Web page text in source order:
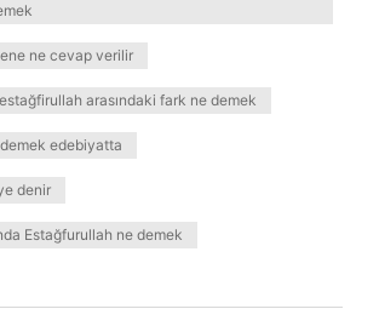
ne cevap verilir
arasındaki fark ne demek
edebiyatta
denir
Estağfurullah ne demek